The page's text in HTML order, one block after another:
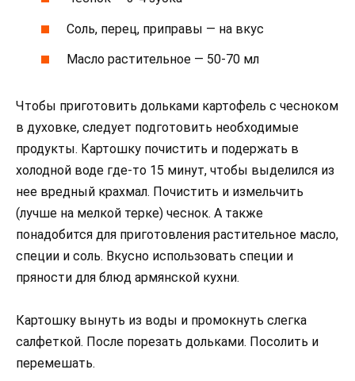
Соль, перец, приправы — на вкус
Масло растительное — 50-70 мл
Чтобы приготовить дольками картофель с чесноком
в духовке, следует подготовить необходимые
продукты. Картошку почистить и подержать в
холодной воде где-то 15 минут, чтобы выделился из
нее вредный крахмал. Почистить и измельчить
(лучше на мелкой терке) чеснок. А также
понадобится для приготовления растительное масло,
специи и соль. Вкусно использовать специи и
пряности для блюд армянской кухни.
Картошку вынуть из воды и промокнуть слегка
салфеткой. После порезать дольками. Посолить и
перемешать.